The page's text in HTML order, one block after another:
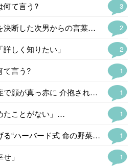
3
何て言う?
2
広末涼子、病名公表を決断した次男からの言葉「言い訳にするのも嫌だった」
2
しく知りたい」
1
て言う?
1
人気アイドル、熱中症で顔が真っ赤に 介抱される様子公開「苦しそう」
1
たことがない」…
1
加藤綾菜、免疫力あげる“ハーバード式 命の野菜スープ公開「野菜たっぷりで…
1
」